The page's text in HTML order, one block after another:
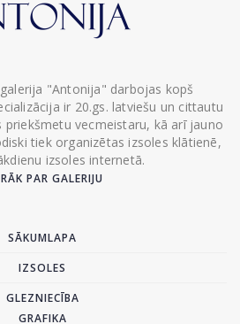
"Antonija" darbojas kopš
ir 20.gs. latviešu un cittautu
priekšmetu vecmeistaru, kā arī jauno
tiek organizētas izsoles klātienē,
izsoles internetā.
PAR GALERIJU
SĀKUMLAPA
IZSOLES
GLEZNIECĪBA
GRAFIKA